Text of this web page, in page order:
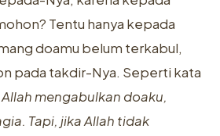
Tentu hanya kepada
doamu belum terkabul,
pada takdir-Nya. Seperti kata
Allah mengabulkan doaku,
Tapi, jika Allah tidak